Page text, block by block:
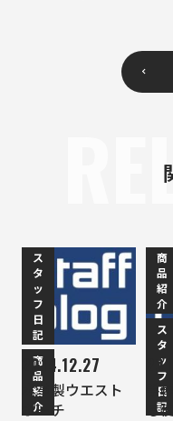
ス
タ
ッ
フ
日
記
商
品
紹
介
2014.12.27
本革製ウエスト
ポーチ
商
品
紹
介
ス
タ
ッ
フ
日
記
手
る